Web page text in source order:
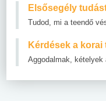
Elsősegély
Tudod, mi a teendő
Kérdések a korai
Aggodalmak, kételyek